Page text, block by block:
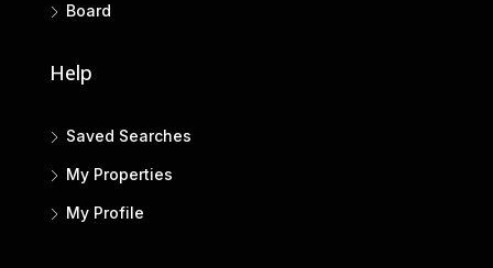
Board
Help
Saved Searches
My Properties
My Profile